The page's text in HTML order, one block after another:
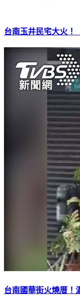
台南玉井民宅大火
台南國華街火燒厝